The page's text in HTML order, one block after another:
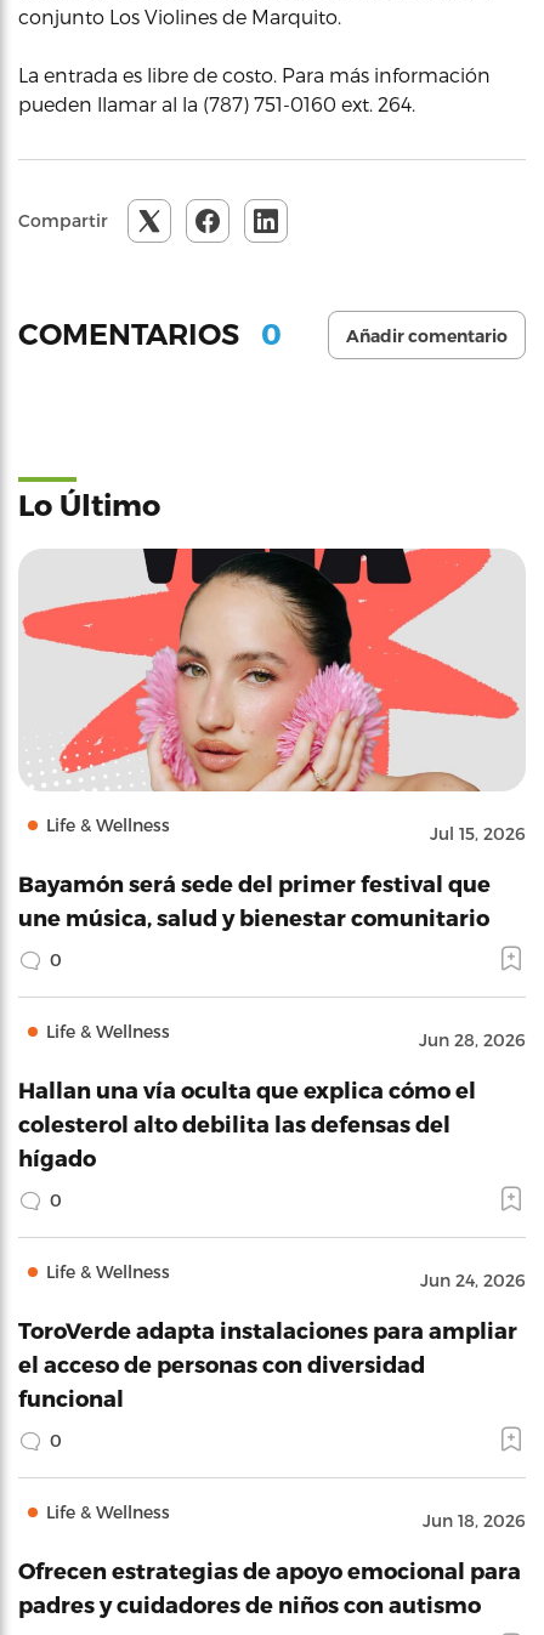
conjunto Los Violines de Marquito.
La entrada es libre de costo. Para más información
pueden llamar al la (787) 751-0160 ext. 264.
Compartir
COMENTARIOS 0 Añadir comentario
Lo Último
Life & Wellness Jul 15, 2026
Bayamón será sede del primer festival que
une música, salud y bienestar comunitario
0
Life & Wellness Jun 28, 2026
Hallan una vía oculta que explica cómo el
colesterol alto debilita las defensas del
hígado
0
Life & Wellness Jun 24, 2026
ToroVerde adapta instalaciones para ampliar
el acceso de personas con diversidad
funcional
0
Life & Wellness Jun 18, 2026
Ofrecen estrategias de apoyo emocional para
padres y cuidadores de niños con autismo